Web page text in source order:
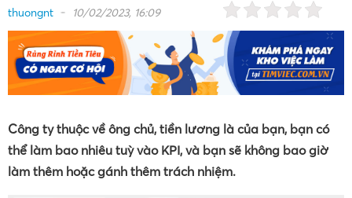
thuongnt 10/02/2023, 16:09
Công ty thuộc về ông chủ, tiền lương là của bạn, bạn có
thể làm bao nhiêu tuỳ vào KPI, và bạn sẽ không bao giờ
làm thêm hoặc gánh thêm trách nhiệm.